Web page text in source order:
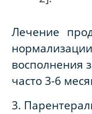
Лечение
восполнения
часто 3-6
3.